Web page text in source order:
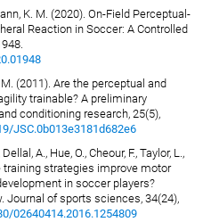
K. M. (2020). On-Field Perceptual-
Reaction in Soccer: A Controlled
M. (2011). Are the perceptual and
trainable? A preliminary
conditioning research, 25(5),
JSC.0b013e3181d682e6
A., Hue, O., Cheour, F., Taylor, L.,
training strategies improve motor
in soccer players?
of sports sciences, 34(24),
02640414.2016.1254809